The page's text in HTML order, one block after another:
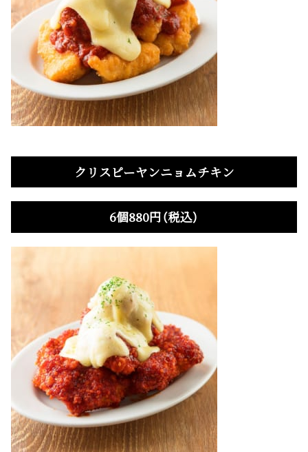
クリスピーヤンニョムチキン
6個880円（税込）